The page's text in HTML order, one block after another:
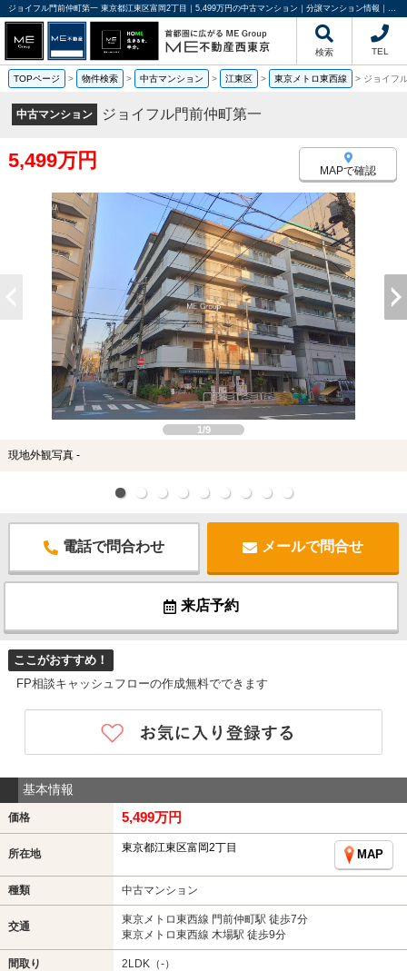
ジョイフル門前仲町第一 東京都江東区富岡2丁目｜5,499万円の中古マンション｜分譲マンション情報｜ME不動産西東京
検索 TEL
TOPページ > 物件検索 > 中古マンション > 江東区 > 東京メトロ東西線 > ジョイフ
中古マンション ジョイフル門前仲町第一
5,499万円 MAPで確認
1/9
現地外観写真 -
電話で問合わせ メールで問合せ
来店予約
ここがおすすめ！
FP相談キャッシュフローの作成無料でできます
基本情報
価格 5,499万円
所在地 東京都江東区富岡2丁目
MAP
種類 中古マンション
交通
東京メトロ東西線 門前仲町駅 徒歩7分
東京メトロ東西線 木場駅 徒歩9分
間取り 2LDK（-）